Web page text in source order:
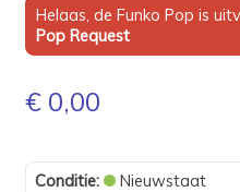
Helaas, de Funko Pop is
Pop Request
€ 0,00
Conditie:
Nieuwstaat